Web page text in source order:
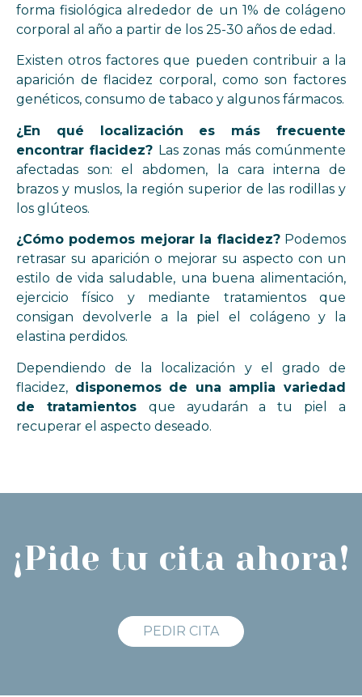
forma fisiológica alrededor de un 1% de colágeno
corporal al año a partir de los 25-30 años de edad.
Existen otros factores que pueden contribuir a la
aparición de flacidez corporal, como son factores
genéticos, consumo de tabaco y algunos fármacos.
¿En qué localización es más frecuente
encontrar flacidez? Las zonas más comúnmente
afectadas son: el abdomen, la cara interna de
brazos y muslos, la región superior de las rodillas y
los glúteos.
¿Cómo podemos mejorar la flacidez?Podemos
retrasar su aparición o mejorar su aspecto con un
estilo de vida saludable, una buena alimentación,
ejercicio físico y mediante tratamientos que
consigan devolverle a la piel el colágeno y la
elastina perdidos.
Dependiendo de la localización y el grado de
flacidez, disponemos de una amplia variedad
de tratamientos que ayudarán a tu piel a
recuperar el aspecto deseado.
¡Pide tu cita ahora!
PEDIR CITA